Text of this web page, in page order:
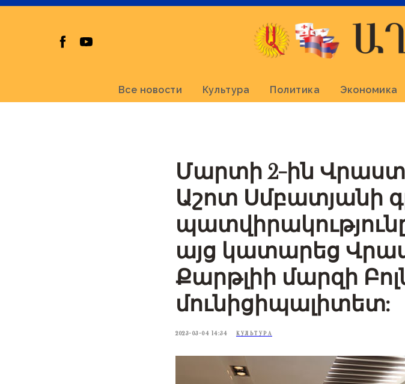
Все новости Культура Политика Экономика
Մարտի 2-ին
Աշոտ Սմբատյանի
այց կատարեց
Քարթլիի մարզի
մունիցիպալիտետ:
2023-03-04 14:34 КУЛЬТУРА